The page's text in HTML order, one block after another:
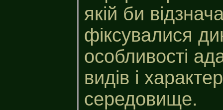
якій би
фіксувалися
особливості
видів і
середовище.